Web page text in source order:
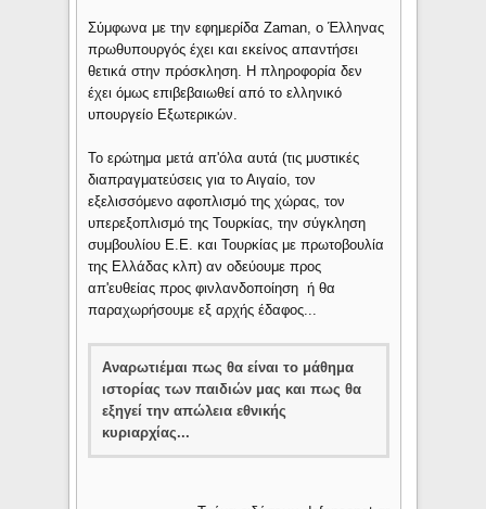
Σύμφωνα με την εφημερίδα Zaman, ο Έλληνας
πρωθυπουργός έχει και εκείνος απαντήσει
θετικά στην πρόσκληση. Η πληροφορία δεν
έχει όμως επιβεβαιωθεί από το ελληνικό
υπουργείο Εξωτερικών.
To ερώτημα μετά απ'όλα αυτά (τις μυστικές
διαπραγματεύσεις για το Αιγαίο, τον
εξελισσόμενο αφοπλισμό της χώρας, τον
υπερεξοπλισμό της Τουρκίας, την σύγκληση
συμβουλίου Ε.Ε. και Τουρκίας με πρωτοβουλία
της Ελλάδας κλπ) αν οδεύουμε προς
απ'ευθείας προς φινλανδοποίηση ή θα
παραχωρήσουμε εξ αρχής έδαφος...
Aναρωτιέμαι πως θα είναι το μάθημα
ιστορίας των παιδιών μας και πως θα
εξηγεί την απώλεια εθνικής
κυριαρχίας...